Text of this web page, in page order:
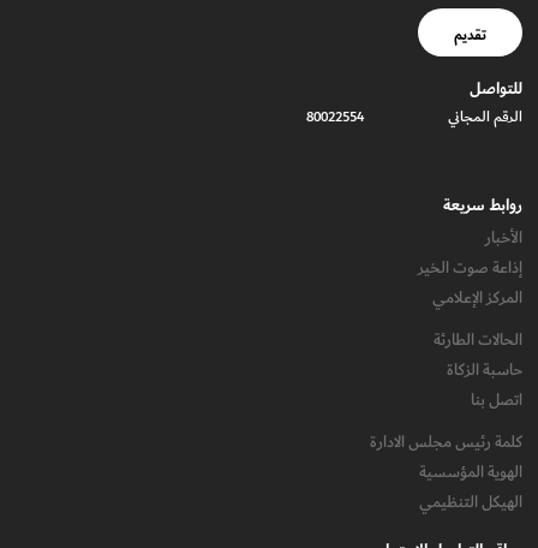
تقديم
للتواصل
الرقم المجاني 80022554
روابط سريعة
الأخبار
إذاعة صوت الخير
المركز الإعلامي
الحالات الطارئة
حاسبة الزكاة
اتصل بنا
كلمة رئيس مجلس الادارة
الهوية المؤسسية
الهيكل التنظيمي